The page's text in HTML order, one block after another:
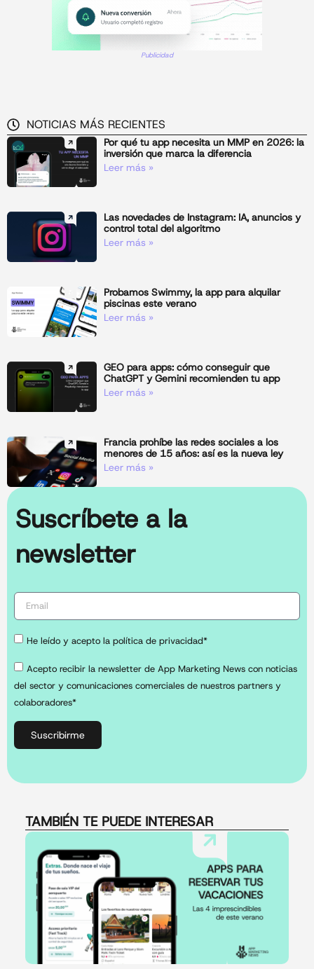
Publicidad
NOTICIAS MÁS RECIENTES
Por qué tu app necesita un MMP en 2026: la
inversión que marca la diferencia
Leer más »
Las novedades de Instagram: IA, anuncios y
control total del algoritmo
Leer más »
Probamos Swimmy, la app para alquilar
piscinas este verano
Leer más »
GEO para apps: cómo conseguir que
ChatGPT y Gemini recomienden tu app
Leer más »
Francia prohíbe las redes sociales a los
menores de 15 años: así es la nueva ley
Leer más »
Suscríbete a la
newsletter
He leído y acepto la política de privacidad*
Acepto recibir la newsletter de App Marketing News con noticias
del sector y comunicaciones comerciales de nuestros partners y
colaboradores*
Suscribirme
TAMBIÉN TE PUEDE INTERESAR